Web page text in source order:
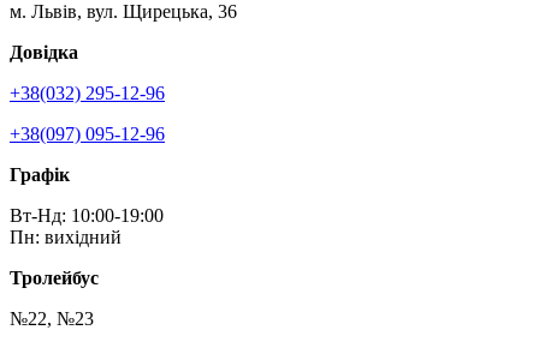
м. Львів, вул. Щирецька, 36
Довідка
+38(032) 295-12-96
+38(097) 095-12-96
Графік
Вт-Нд: 10:00-19:00
Пн: вихідний
Тролейбус
№22, №23